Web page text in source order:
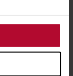
werk te